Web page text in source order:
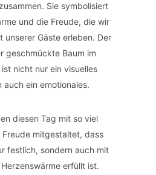
Sie symbolisiert
und die Freude, die wir
unserer Gäste erleben. Der
geschmückte Baum im
nicht nur ein visuelles
auch ein emotionales.
diesen Tag mit so viel
mitgestaltet, dass
festlich, sondern auch mit
erfüllt ist.